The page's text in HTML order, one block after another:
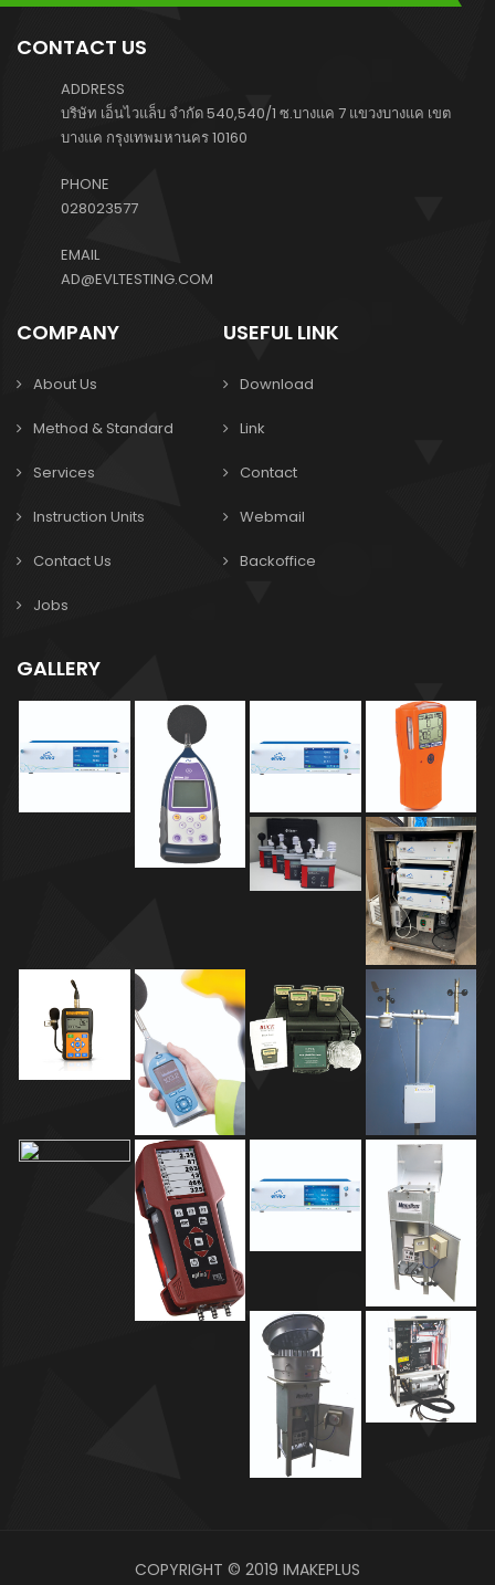
CONTACT US
ADDRESS
บริษัท เอ็นไวแล็บ จำกัด 540,540/1 ซ.บางแค 7 แขวงบางแค เขต
บางแค กรุงเทพมหานคร 10160
PHONE
028023577
EMAIL
AD@EVLTESTING.COM
COMPANY
About Us
Method & Standard
Services
Instruction Units
Contact Us
Jobs
USEFUL LINK
Download
Link
Contact
Webmail
Backoffice
GALLERY
COPYRIGHT © 2019 IMAKEPLUS